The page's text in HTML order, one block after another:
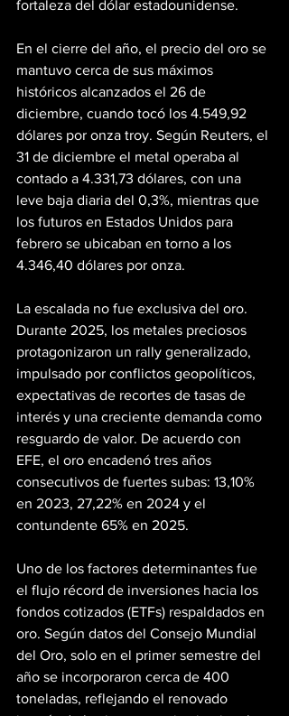
fortaleza del dólar estadounidense.
En el cierre del año, el precio del oro se
mantuvo cerca de sus máximos
históricos alcanzados el 26 de
diciembre, cuando tocó los 4.549,92
dólares por onza troy. Según Reuters, el
31 de diciembre el metal operaba al
contado a 4.331,73 dólares, con una
leve baja diaria del 0,3%, mientras que
los futuros en Estados Unidos para
febrero se ubicaban en torno a los
4.346,40 dólares por onza.
La escalada no fue exclusiva del oro.
Durante 2025, los metales preciosos
protagonizaron un rally generalizado,
impulsado por conflictos geopolíticos,
expectativas de recortes de tasas de
interés y una creciente demanda como
resguardo de valor. De acuerdo con
EFE, el oro encadenó tres años
consecutivos de fuertes subas: 13,10%
en 2023, 27,22% en 2024 y el
contundente 65% en 2025.
Uno de los factores determinantes fue
el flujo récord de inversiones hacia los
fondos cotizados (ETFs) respaldados en
oro. Según datos del Consejo Mundial
del Oro, solo en el primer semestre del
año se incorporaron cerca de 400
toneladas, reflejando el renovado